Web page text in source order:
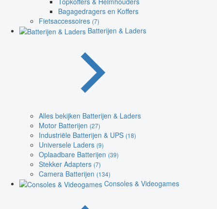
Bagagedragers en Koffers
Fietsaccessoires (7)
Batterijen & Laders
Alles bekijken Batterijen & Laders
Motor Batterijen (27)
Industriële Batterijen & UPS (18)
Universele Laders (9)
Oplaadbare Batterijen (39)
Stekker Adapters (7)
Camera Batterijen (134)
Consoles & Videogames